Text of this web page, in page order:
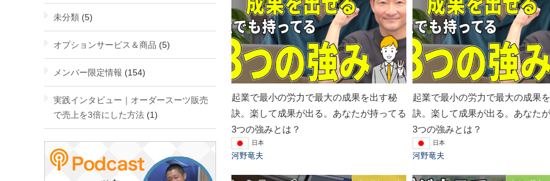
起業で最小の労力で最大の成果を出す秘
訣。楽して成果が出る。あなたが持ってる
3つの強みとは？
日本
河野竜夫
起業で最小の労力で最大の成果
訣。楽して成果が出る。あなた
3つの強みとは？
日本
河野竜夫
未分類 (5)
オプションサービス＆商品 (5)
メンバー限定情報 (154)
実践インタビュー｜オーダースーツ販売
で売上を3倍にした方法 (1)